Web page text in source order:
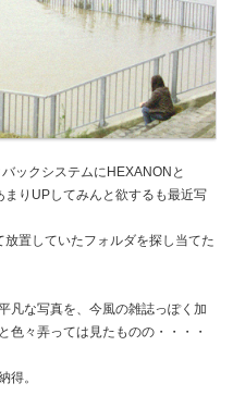
ックシステムにHEXANONと
りUPしてみんと欲するも最近写
置していたフォルダを探し当てた
凡な写真を、今風の雑誌っぽく加
色々弄っては見たものの・・・・
得。